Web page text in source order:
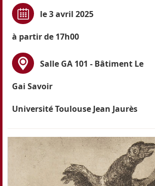
le 3 avril 2025
à partir de 17h00
Salle GA 101 - Bâtiment Le
Gai Savoir
Université Toulouse Jean Jaurès